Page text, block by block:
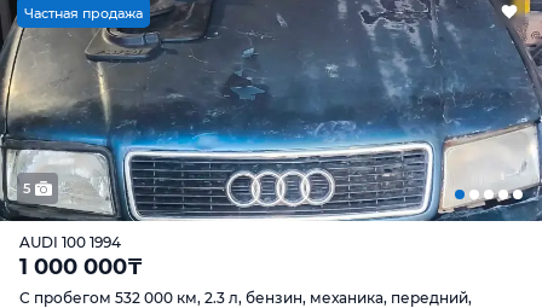
Частная продажа
5
AUDI 100 1994
1 000 000₸
С пробегом 532 000 км, 2.3 л, бензин, механика, передний,